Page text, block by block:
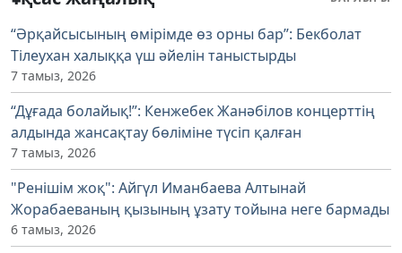
“Әрқайсысының өмірімде өз орны бар”: Бекболат
Тілеухан халыққа үш әйелін таныстырды
7 тамыз, 2026
“Дұғада болайық!”: Кенжебек Жанәбілов концерттің
алдында жансақтау бөліміне түсіп қалған
7 тамыз, 2026
"Ренішім жоқ": Айгүл Иманбаева Алтынай
Жорабаеваның қызының ұзату тойына неге бармады
6 тамыз, 2026